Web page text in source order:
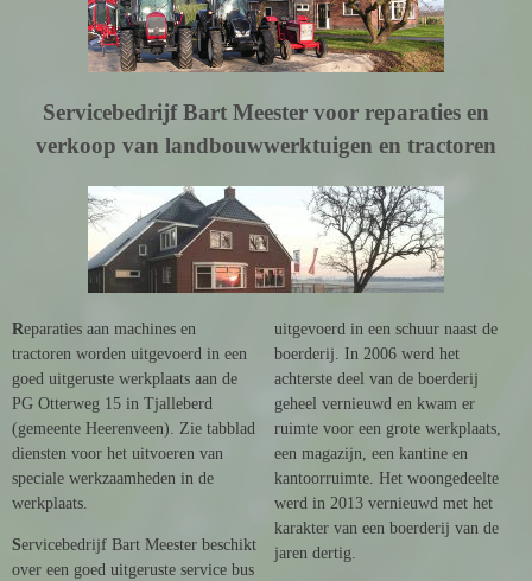
Servicebedrijf Bart Meester voor reparaties en
verkoop van landbouwwerktuigen en tractoren
Reparaties aan machines en
tractoren worden uitgevoerd in een
goed uitgeruste werkplaats aan de
PG Otterweg 15 in Tjalleberd
(gemeente Heerenveen). Zie tabblad
diensten voor het uitvoeren van
speciale werkzaamheden in de
werkplaats.
Servicebedrijf Bart Meester beschikt
over een goed uitgeruste service bus
uitgevoerd in een schuur naast de
boerderij. In 2006 werd het
achterste deel van de boerderij
geheel vernieuwd en kwam er
ruimte voor een grote werkplaats,
een magazijn, een kantine en
kantoorruimte. Het woongedeelte
werd in 2013 vernieuwd met het
karakter van een boerderij van de
jaren dertig.